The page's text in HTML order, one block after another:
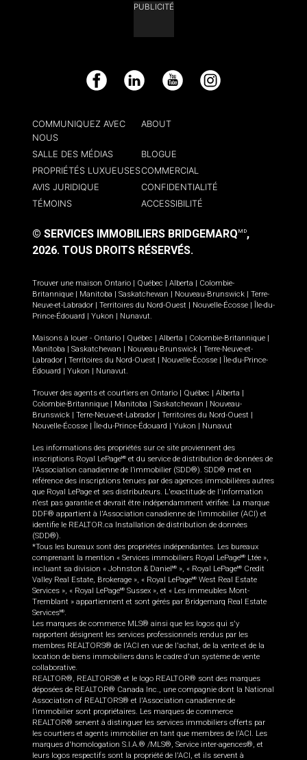
PUBLICITÉ
Facebook LinkedIn YouTube Instagram
COMMUNIQUEZ AVEC
NOUS
ABOUT
SALLE DES MÉDIAS
BLOGUE
PROPRIÉTÉS LUXUEUSESCOMMERCIAL
AVIS JURIDIQUE
CONFIDENTIALITÉ
TÉMOINS
ACCESSIBILITÉ
© SERVICES IMMOBILIERS BRIDGEMARQ MD,
2026. TOUS DROITS RÉSERVÉS.
Trouver une maison Ontario Québec Alberta
Colombie-
Britannique
Manitoba Saskatchewan Nouveau-Brunswick
Terre-
Neuve-et-Labrador
Territoires du Nord-Ouest Nouvelle-Écosse
Île-du-
Prince-Édouard
Yukon Nunavut.
Maisons à louer - Ontario Québec Alberta Colombie-Britannique
Manitoba
Saskatchewan Nouveau-Brunswick
Terre-Neuve-et-
Labrador
Territoires du Nord-Ouest Nouvelle-Écosse
Île-du-Prince-
Édouard
Yukon Nunavut.
Trouver des agents et courtiers en Ontario Québec Alberta
Colombie-Britannique
Manitoba Saskatchewan
Nouveau-
Brunswick
Terre-Neuve-et-Labrador Territoires du Nord-Ouest
Nouvelle-Écosse
Île-du-Prince-Édouard Yukon Nunavut
Les informations des propriétés sur ce site proviennent des
inscriptions Royal LePageMD et du service de distribution de données de
l'Association canadienne de l’immobilier (SDD®). SDD® met en
référence des inscriptions tenues par des agences immobilières autres
que Royal LePage et ses distributeurs. L'exactitude de l'information
n'est pas garantie et devrait être indépendamment vérifiée. La marque
DDF® appartient à l'Association canadienne de l’immobilier (ACI) et
identifie le REALTOR.ca Installation de distribution de données
(SDD®).
*Tous les bureaux sont des propriétés indépendantes. Les bureaux
comprenant la mention « Services immobiliers Royal LePageMD
Ltée »,
incluant sa division « Johnston & Daniel MD », « Royal LePageMD
Credit
Valley Real Estate, Brokerage », « Royal LePageMD West Real Estate
Services », « Royal LePageMD Sussex », et « Les immeubles Mont-
Tremblant » appartiennent et sont gérés par Bridgemarq Real Estate
ServicesMD.
Les marques de commerce MLS® ainsi que les logos qui s'y
rapportent désignent les services professionnels rendus par les
membres REALTORS® de l'ACI en vue de l'achat, de la vente et de la
location de biens immobiliers dans le cadre d'un système de vente
collaborative.
REALTOR®, REALTORS® et le logo REALTOR® sont des marques
déposées de REALTOR® Canada Inc., une compagnie dont la National
Association of REALTORS® et l'Association canadienne de
l’immobilier sont propriétaires. Les marques de commerce
REALTOR® servent à distinguer les services immobiliers offerts par
les courtiers et agents immobilier en tant que membres de l'ACI. Les
marques d'homologation S.I.A.® /MLS®, Service inter-agences®, et
leurs logos respectifs sont la propriété de l'ACI, et ils servent à